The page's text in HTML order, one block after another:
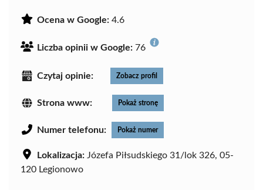
Ocena w Google: 4.6
Liczba opinii w Google: 76
Czytaj opinie: Zobacz profil
Strona www: Pokaż stronę
Numer telefonu: Pokaż numer
Lokalizacja: Józefa Piłsudskiego 31/lok 326, 05-
120 Legionowo